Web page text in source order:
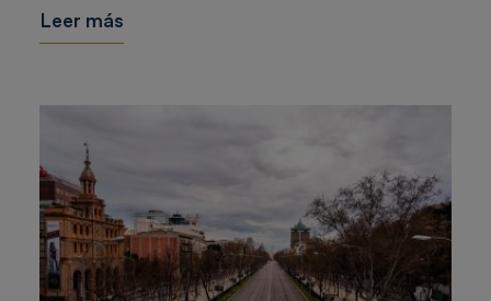
Leer más